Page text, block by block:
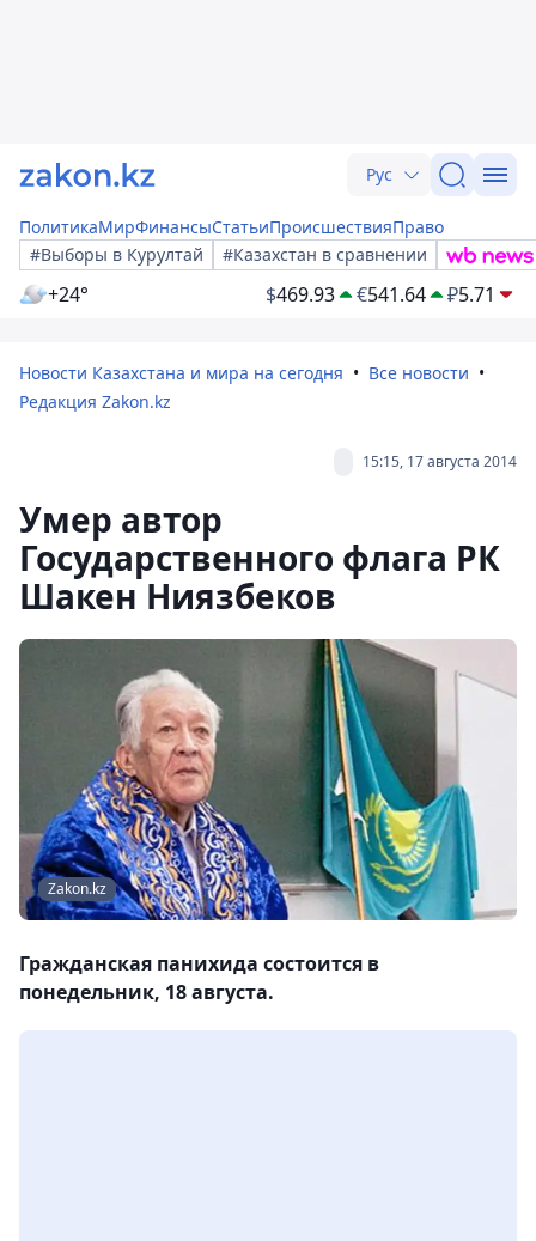
Рус
ПолитикаМирФинансыСтатьиПроисшествияПраво
#Выборы в Курултай
#Казахстан в сравнении
+24° $469.93 €541.64 ₽5.71
Новости Казахстана и мира на сегодня
Все новости
Редакция Zakon.kz
15:15, 17 августа 2014
Умер автор
Государственного флага РК
Шакен Ниязбеков
Zakon.kz
Гражданская панихида состоится в
понедельник, 18 августа.